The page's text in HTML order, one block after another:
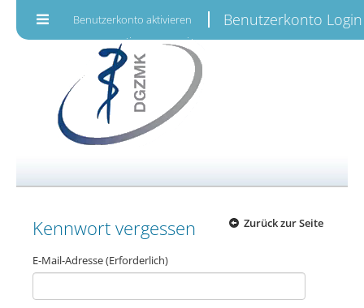
Benutzerkonto aktivieren Benutzerkonto Login
Kennwort vergessen Zurück zur Seite
E-Mail-Adresse(Erforderlich)